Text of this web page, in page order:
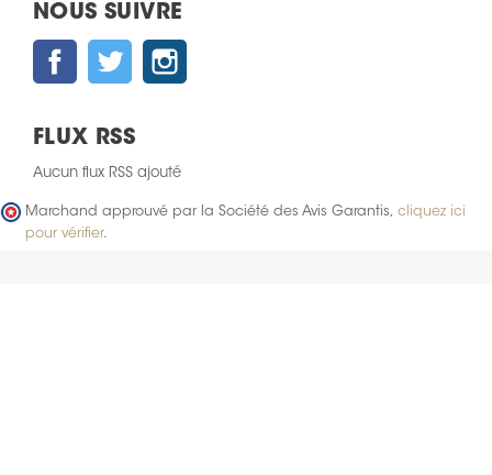
NOUS SUIVRE
FacebookTwitter
FLUX RSS
Aucun flux RSS ajouté
Marchand approuvé par la Société des Avis Garantis, cliquez ici
pour vérifier.